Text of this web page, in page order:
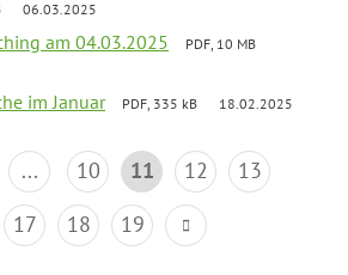
06.03.2025
am 04.03.2025
PDF, 10 MB
im Januar PDF, 335 kB 18.02.2025
... 10 11 12
13
17 18 19